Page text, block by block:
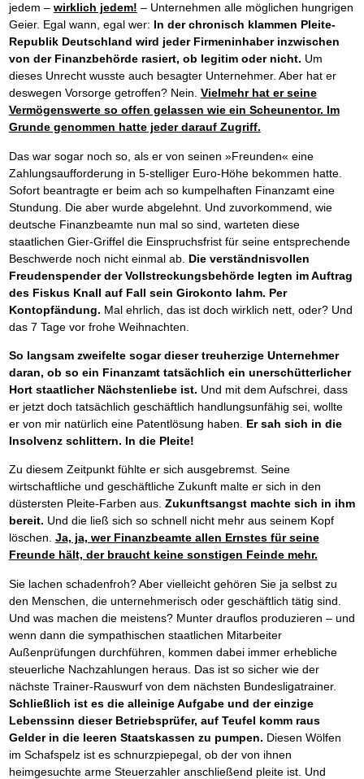
jedem – wirklich jedem! – Unternehmen alle möglichen hungrigen
Geier. Egal wann, egal wer: In der chronisch klammen Pleite-
Republik Deutschland wird jeder Firmeninhaber inzwischen
von der Finanzbehörde rasiert, ob legitim oder nicht. Um
dieses Unrecht wusste auch besagter Unternehmer. Aber hat er
deswegen Vorsorge getroffen? Nein. Vielmehr hat er seine
Vermögenswerte so offen gelassen wie ein Scheunentor. Im
Grunde genommen hatte jeder darauf Zugriff.
Das war sogar noch so, als er von seinen »Freunden« eine
Zahlungsaufforderung in 5-stelliger Euro-Höhe bekommen hatte.
Sofort beantragte er beim ach so kumpelhaften Finanzamt eine
Stundung. Die aber wurde abgelehnt. Und zuvorkommend, wie
deutsche Finanzbeamte nun mal so sind, warteten diese
staatlichen Gier-Griffel die Einspruchsfrist für seine entsprechende
Beschwerde noch nicht einmal ab. Die verständnisvollen
Freudenspender der Vollstreckungsbehörde legten im Auftrag
des Fiskus Knall auf Fall sein Girokonto lahm. Per
Kontopfändung. Mal ehrlich, das ist doch wirklich nett, oder? Und
das 7 Tage vor frohe Weihnachten.
So langsam zweifelte sogar dieser treuherzige Unternehmer
daran, ob so ein Finanzamt tatsächlich ein unerschütterlicher
Hort staatlicher Nächstenliebe ist. Und mit dem Aufschrei, dass
er jetzt doch tatsächlich geschäftlich handlungsunfähig sei, wollte
er von mir natürlich eine Patentlösung haben. Er sah sich in die
Insolvenz schlittern. In die Pleite!
Zu diesem Zeitpunkt fühlte er sich ausgebremst. Seine
wirtschaftliche und geschäftliche Zukunft malte er sich in den
düstersten Pleite-Farben aus. Zukunftsangst machte sich in ihm
bereit. Und die ließ sich so schnell nicht mehr aus seinem Kopf
löschen. Ja, ja, wer Finanzbeamte allen Ernstes für seine
Freunde hält, der braucht keine sonstigen Feinde mehr.
Sie lachen schadenfroh? Aber vielleicht gehören Sie ja selbst zu
den Menschen, die unternehmerisch oder geschäftlich tätig sind.
Und was machen die meistens? Munter drauflos produzieren – und
wenn dann die sympathischen staatlichen Mitarbeiter
Außenprüfungen durchführen, kommen dabei immer erhebliche
steuerliche Nachzahlungen heraus. Das ist so sicher wie der
nächste Trainer-Rauswurf von dem nächsten Bundesligatrainer.
Schließlich ist es die alleinige Aufgabe und der einzige
Lebenssinn dieser Betriebsprüfer, auf Teufel komm raus
Gelder in die leeren Staatskassen zu pumpen. Diesen Wölfen
im Schafspelz ist es schnurzpiepegal, ob der von ihnen
heimgesuchte arme Steuerzahler anschließend pleite ist. Und